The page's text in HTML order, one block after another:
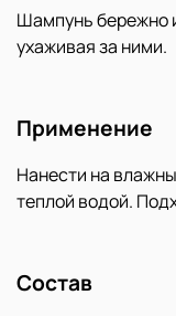
Шампунь бережно
ухаживая за ними.
Применение
Нанести на
теплой водой.
Состав